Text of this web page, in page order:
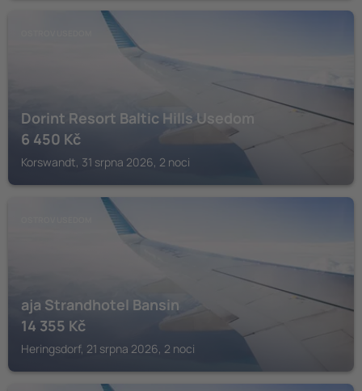
Dorint Resort Baltic Hills Usedom
6 450 Kč
Korswandt, 31 srpna 2026, 2 noci
aja Strandhotel Bansin
14 355 Kč
Heringsdorf, 21 srpna 2026, 2 noci